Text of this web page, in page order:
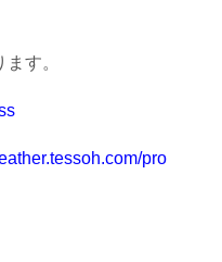
す。
pro